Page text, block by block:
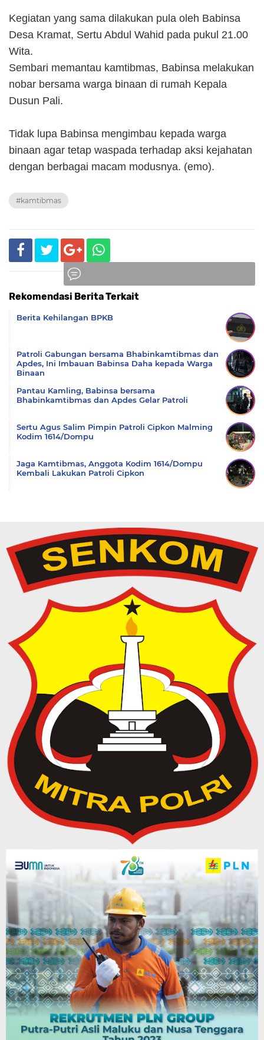
Kegiatan yang sama dilakukan pula oleh Babinsa
Desa Kramat, Sertu Abdul Wahid pada pukul 21.00
Wita.
Sembari memantau kamtibmas, Babinsa melakukan
nobar bersama warga binaan di rumah Kepala
Dusun Pali.
Tidak lupa Babinsa mengimbau kepada warga
binaan agar tetap waspada terhadap aksi kejahatan
dengan berbagai macam modusnya. (emo).
#kamtibmas
Rekomendasi Berita Terkait
Berita Kehilangan BPKB
Patroli Gabungan bersama Bhabinkamtibmas dan
Apdes, Ini Imbauan Babinsa Daha kepada Warga
Binaan
Pantau Kamling, Babinsa bersama
Bhabinkamtibmas dan Apdes Gelar Patroli
Sertu Agus Salim Pimpin Patroli Cipkon Malming
Kodim 1614/Dompu
Jaga Kamtibmas, Anggota Kodim 1614/Dompu
Kembali Lakukan Patroli Cipkon